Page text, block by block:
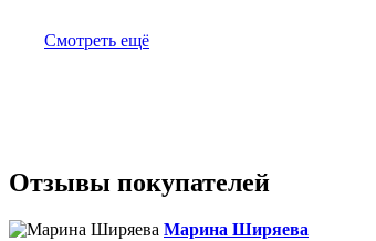
Смотреть ещё
Отзывы покупателей
Марина Ширяева